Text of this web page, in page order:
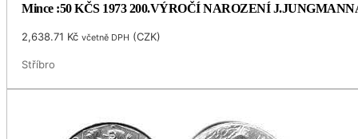
Mince :50 KČS 1973 200.VÝROČÍ NAROZENÍ
2,638.71 Kč včetně DPH (CZK)
Stříbro